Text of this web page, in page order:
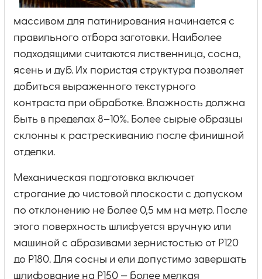
массивом для патинирования начинается с
правильного отбора заготовки. Наиболее
подходящими считаются лиственница, сосна,
ясень и дуб. Их пористая структура позволяет
добиться выраженного текстурного
контраста при обработке. Влажность должна
быть в пределах 8–10%. Более сырые образцы
склонны к растрескиванию после финишной
отделки.
Механическая подготовка включает
строгание до чистовой плоскости с допуском
по отклонению не более 0,5 мм на метр. После
этого поверхность шлифуется вручную или
машиной с абразивами зернистостью от P120
до P180. Для сосны и ели допустимо завершать
шлифование на P150 — более мелкая